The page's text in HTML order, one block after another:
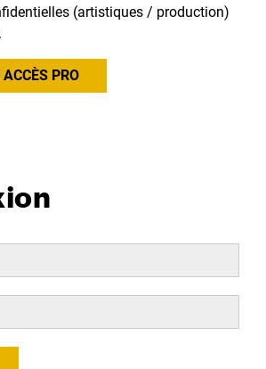
(artistiques / production)
PRO